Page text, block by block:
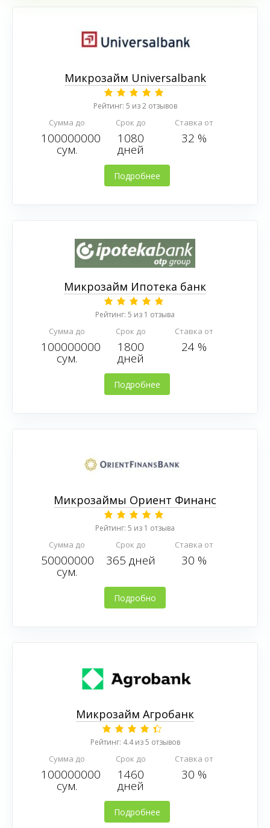
Микрозайм Universalbank
Рейтинг: 5 из 2 отзывов
Сумма до
100000000
сум.
Срок до
1080
дней
Ставка от
32 %
Подробнее
Микрозайм Ипотека банк
Рейтинг: 5 из 1 отзыва
Сумма до
100000000
сум.
Срок до
1800
дней
Ставка от
24 %
Подробнее
Микрозаймы Ориент Финанс
Рейтинг: 5 из 1 отзыва
Сумма до
50000000
сум.
Срок до
365 дней
Ставка от
30 %
Подробно
Микрозайм Агробанк
Рейтинг: 4.4 из 5 отзывов
Сумма до
100000000
сум.
Срок до
1460
дней
Ставка от
30 %
Подробнее